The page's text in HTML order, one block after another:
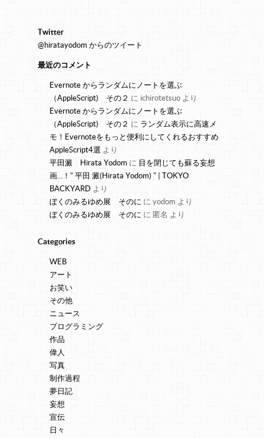
Twitter
@hiratayodom からのツイート
最近のコメント
Evernote からランダムにノートを選ぶ
（AppleScript) その２ に ichirotetsuo より
Evernote からランダムにノートを選ぶ
（AppleScript) その２ に ランダム表示に高速メ
モ！Evernoteをもっと便利にしてくれるおすすめ
AppleScript4選 より
平田澱 Hirata Yodom に 目を閉じても蘇る妄想
画…！" 平田 澱(Hirata Yodom) " | TOKYO
BACKYARD より
ぼくのみるゆめ展 そのに に yodom より
ぼくのみるゆめ展 そのに に 匿名 より
Categories
WEB
アート
お笑い
その他
ニュース
プログラミング
作品
偉人
写真
制作過程
夢日記
妄想
宣伝
日々